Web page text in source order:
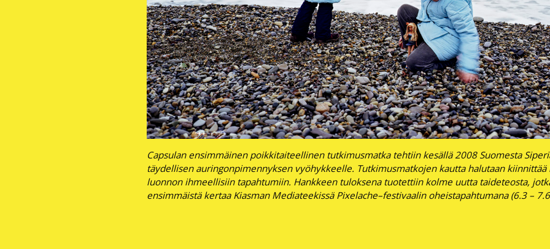
Capsulan ensimmäinen poikkitaiteellinen tutkimusmatka tehtiin kesällä 2008 Suomesta
täydellisen auringonpimennyksen vyöhykkeelle. Tutkimusmatkojen kautta halutaan kiinnittää
luonnon ihmeellisiin tapahtumiin. Hankkeen tuloksena tuotettiin kolme uutta taideteosta,
ensimmäistä kertaa Kiasman Mediateekissä Pixelache–festivaalin oheistapahtumana (6.3 –